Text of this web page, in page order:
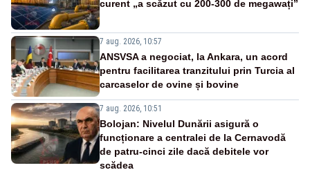
curent „a scăzut cu 200-300 de megawați”
7 aug. 2026, 10:57
ANSVSA a negociat, la Ankara, un acord
pentru facilitarea tranzitului prin Turcia al
carcaselor de ovine și bovine
7 aug. 2026, 10:51
Bolojan: Nivelul Dunării asigură o
funcționare a centralei de la Cernavodă
de patru-cinci zile dacă debitele vor
scădea